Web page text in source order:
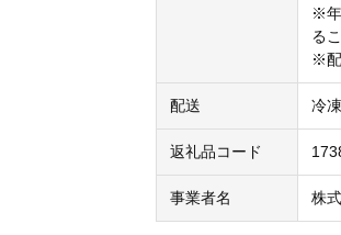
※年
る
※配
配送 冷凍
返礼品コード
事業者名 株